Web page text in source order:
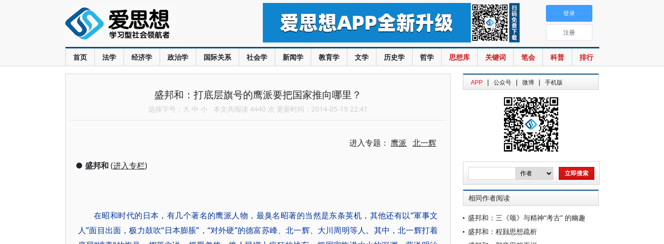
首页 法学 经济学 政治学 国际关系 社会学 新闻学 教育学 文学 历史学 哲学 思想库 关键词 笔会 科普 排行
登录
注册
盛邦和：打底层旗号的鹰派要把国家推向哪里？
选择字号： 大 中 小 本文共阅读 4440 次 更新时间：2014-05-19 22:41
进入专题： 鹰派 北一辉
● 盛邦和(进入专栏)
在昭和时代的日本，有几个著名的鹰派人物，最臭名昭著的当然是东条英机，其他还有以“軍事文
人”面目出面，极力鼓吹“日本膨脹”，“对外硬”的德富苏峰、北一辉、大川周明等人。其中，北一辉打着
APP | 公众号 | 微博 | 手机版
相同作者阅读
盛邦和：三《颂》与精神“考古” 的幽趣
盛邦和：程颢思想疏析